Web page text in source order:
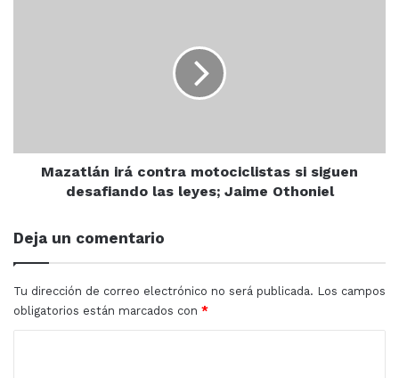
PENAL DEL
leyes;
JaimeMazatlán irá contra motociclistas si siguen
desafiando las leyes; Jaime Othoniel
Deja un comentario
Tu dirección de correo electrónico no será publicada. Los campos
obligatorios están marcados con *